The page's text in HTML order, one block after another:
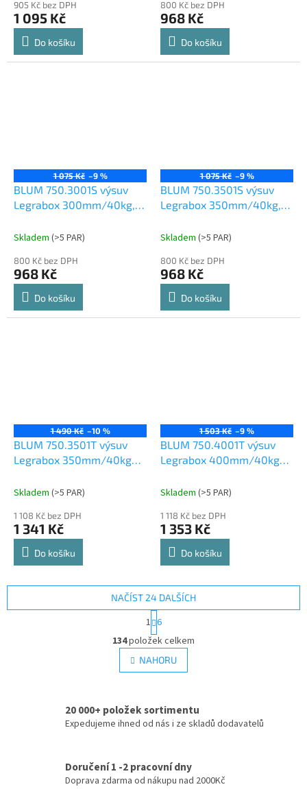
905 Kč bez DPH
1 095 Kč
Do košíku
800 Kč bez DPH
968 Kč
Do košíku
1 075 Kč –9 %
BLUM 750.3001S výsuv
Legrabox 300mm/40kg,
Skladem (>5 PAR)
800 Kč bez DPH
968 Kč
Do košíku
1 075 Kč –9 %
BLUM 750.3501S výsuv
Legrabox 350mm/40kg,
Skladem (>5 PAR)
800 Kč bez DPH
968 Kč
Do košíku
1 490 Kč –10 %
BLUM 750.3501T výsuv
Legrabox 350mm/40kg
Skladem (>5 PAR)
1 108 Kč bez DPH
1 341 Kč
Do košíku
1 503 Kč –9 %
BLUM 750.4001T výsuv
Legrabox 400mm/40kg
Skladem (>5 PAR)
1 118 Kč bez DPH
1 353 Kč
Do košíku
O
v
l
á
c
í
v
k
NAČÍST 24 DALŠÍCH
t
r
á
n
k
á
n
1 6
134položek celkem
NAHORU
20 000+ položek sortimentu
Expedujeme ihned od nás i ze skladů dodavatelů
Doručení 1 -2 pracovní dny
Doprava zdarma od nákupu nad 2000Kč